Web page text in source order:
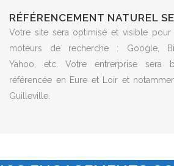
RÉFÉRENCEMENT NATUREL
Votre site sera optimisé et visible pour
moteurs de recherche : Google,
Yahoo, etc. Votre entrerprise sera
référencée en Eure et Loir et
Guilleville.